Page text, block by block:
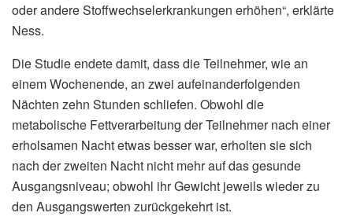
oder andere Stoffwechselerkrankungen erhöhen“, erklärte
Ness.
Die Studie endete damit, dass die Teilnehmer, wie an
einem Wochenende, an zwei aufeinanderfolgenden
Nächten zehn Stunden schliefen. Obwohl die
metabolische Fettverarbeitung der Teilnehmer nach einer
erholsamen Nacht etwas besser war, erholten sie sich
nach der zweiten Nacht nicht mehr auf das gesunde
Ausgangsniveau; obwohl ihr Gewicht jeweils wieder zu
den Ausgangswerten zurückgekehrt ist.